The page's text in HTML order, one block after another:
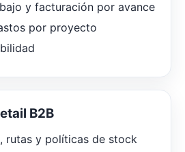
y facturación por avance
por proyecto
B2B
rutas y políticas de stock